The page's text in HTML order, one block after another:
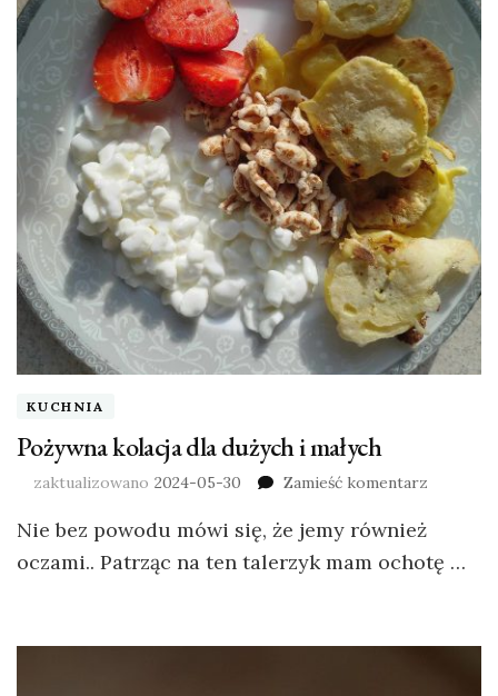
KUCHNIA
Pożywna kolacja dla dużych i małych
zaktualizowano 2024-05-30 Zamieść komentarz
Nie bez powodu mówi się, że jemy również
oczami.. Patrząc na ten talerzyk mam ochotę …